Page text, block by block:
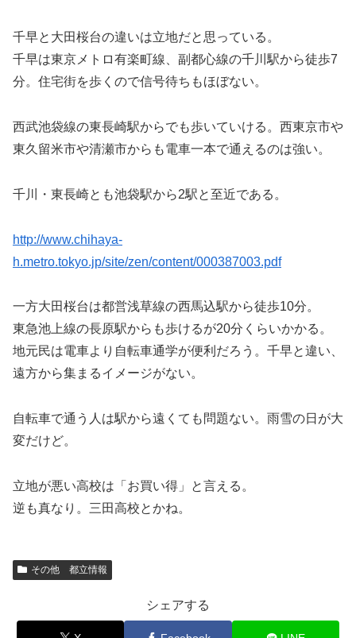
千早と大田桜台の違いは立地だと思っている。
千早は東京メトロ有楽町線、副都心線の千川駅から徒歩7
分。住宅街を歩くので信号待ちもほぼない。
西武池袋線の東長崎駅からでも歩いていける。西東京市や
東久留米市や清瀬市からも電車一本で通えるのは強い。
千川・東長崎とも池袋駅から2駅と至近である。
http://www.chihaya-
h.metro.tokyo.jp/site/zen/content/000387003.pdf
一方大田桜台は都営浅草線の西馬込駅から徒歩10分。
東急池上線の長原駅からも歩けるが20分くらいかかる。
地元民は電車より自転車通学が便利だろう。千早と違い、
遠方から集まるイメージがない。
自転車で通う人は駅から遠くても問題ない。雨雪の日が大
変だけど。
立地が悪い高校は「お買い得」と言える。
逆も真なり。三田高校とかね。
その他 都立情報
シェアする